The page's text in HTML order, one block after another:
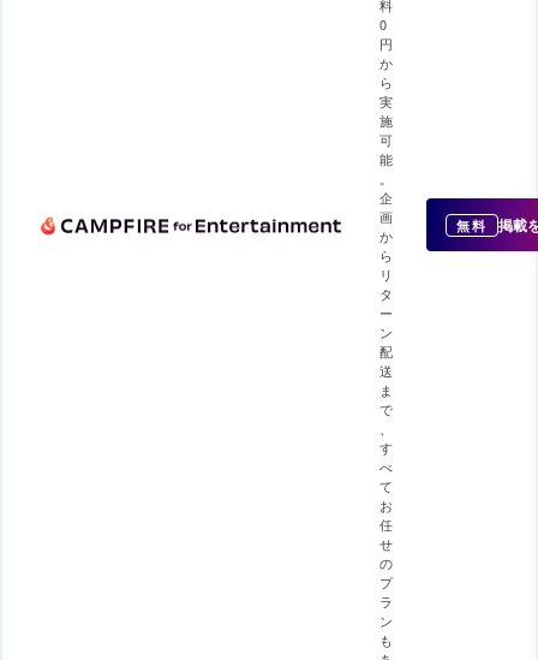
料
0
円
か
ら
実
施
可
能
。
企
画
か
ら
リ
タ
ー
ン
配
送
ま
で
、
す
べ
て
お
任
せ
の
プ
ラ
ン
も
無料 掲載